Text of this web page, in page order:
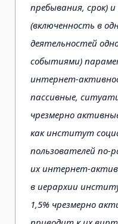
пребывания, срок)
(включенность в
деятельностей
событиями)
интернет-
пассивные,
чрезмерно
как институт
пользователей по-
их интернет-
в иерархии
1,5% чрезмерно